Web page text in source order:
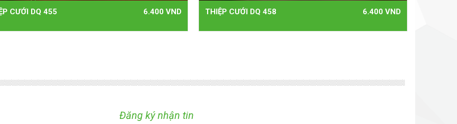
CƯỚI DQ 455 6.400 VND THIỆP CƯỚI DQ 458 6.400 VND
Đăng ký nhận tin